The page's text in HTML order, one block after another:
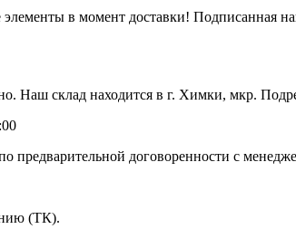
в момент доставки! Подписанная
Наш склад находится в г. Химки, мкр.
предварительной договоренности с
(ТК).